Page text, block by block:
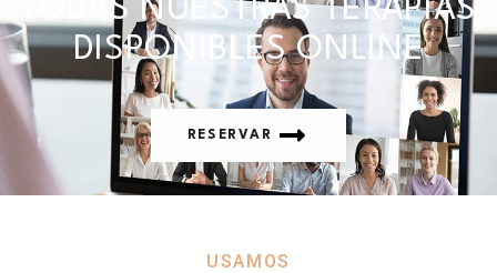
TODAS NUESTRAS TERAPIAS
DISPONIBLES ONLINE
RESERVAR
USAMOS